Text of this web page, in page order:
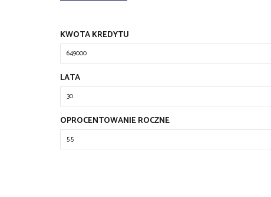
KWOTA KREDYTU
LATA
OPROCENTOWANIE ROCZNE